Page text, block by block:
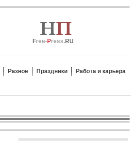
Free-Press.RU
Разное Праздники
Работа и карьера